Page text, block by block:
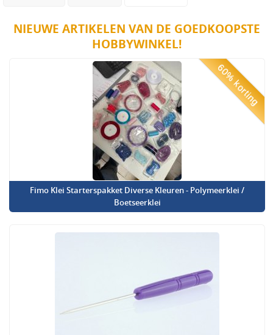
NIEUWE ARTIKELEN VAN DE GOEDKOOPSTE
HOBBYWINKEL!
60% korting
Fimo Klei Starterspakket Diverse Kleuren - Polymeerklei /
Boetseerklei